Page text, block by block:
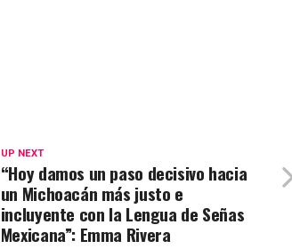
UP NEXT
“Hoy damos un paso decisivo hacia
un Michoacán más justo e
incluyente con la Lengua de Señas
Mexicana”: Emma Rivera